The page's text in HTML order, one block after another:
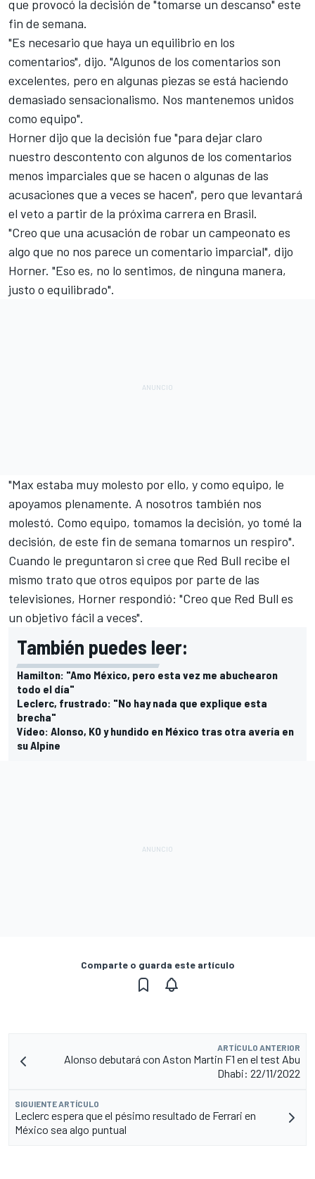
que provocó la decisión de "tomarse un descanso" este
fin de semana.
"Es necesario que haya un equilibrio en los
comentarios", dijo. "Algunos de los comentarios son
excelentes, pero en algunas piezas se está haciendo
demasiado sensacionalismo. Nos mantenemos unidos
como equipo".
Horner dijo que la decisión fue "para dejar claro
nuestro descontento con algunos de los comentarios
menos imparciales que se hacen o algunas de las
acusaciones que a veces se hacen", pero que levantará
el veto a partir de la próxima carrera en Brasil.
"Creo que una acusación de robar un campeonato es
algo que no nos parece un comentario imparcial", dijo
Horner. "Eso es, no lo sentimos, de ninguna manera,
justo o equilibrado".
"Max estaba muy molesto por ello, y como equipo, le
apoyamos plenamente. A nosotros también nos
molestó. Como equipo, tomamos la decisión, yo tomé la
decisión, de este fin de semana tomarnos un respiro".
Cuando le preguntaron si cree que Red Bull recibe el
mismo trato que otros equipos por parte de las
televisiones, Horner respondió: "Creo que Red Bull es
un objetivo fácil a veces".
También puedes leer:
Hamilton: "Amo México, pero esta vez me abuchearon
todo el día"
Leclerc, frustrado: "No hay nada que explique esta
brecha"
Vídeo: Alonso, KO y hundido en México tras otra avería en
su Alpine
Comparte o guarda este artículo
ARTÍCULO ANTERIOR
Alonso debutará con Aston Martin F1 en el test Abu
Dhabi: 22/11/2022
SIGUIENTE ARTÍCULO
Leclerc espera que el pésimo resultado de Ferrari en
México sea algo puntual